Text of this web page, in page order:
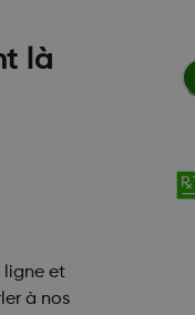
là
ligne et
à nos